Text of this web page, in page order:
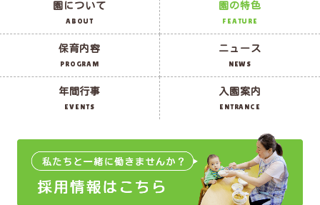
園について
ABOUT
園の特色
FEATURE
保育内容
PROGRAM
ニュース
NEWS
年間行事
EVENTS
入園案内
ENTRANCE